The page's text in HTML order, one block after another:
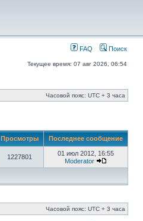
FAQ Поиск
Текущее время: 07 авг 2026, 06:54
Часовой пояс: UTC + 3 часа
Просмотры Последнее сообщение
1227801
01 июл 2012, 16:55
Moderator
Часовой пояс: UTC + 3 часа